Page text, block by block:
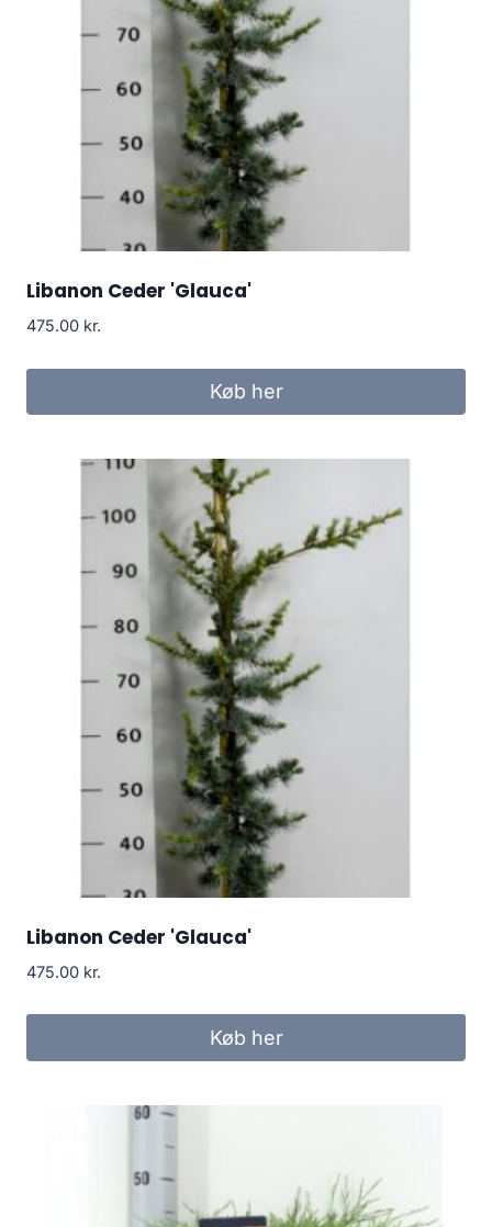
Libanon Ceder 'Glauca'
475.00 kr.
Køb her
Libanon Ceder 'Glauca'
475.00 kr.
Køb her